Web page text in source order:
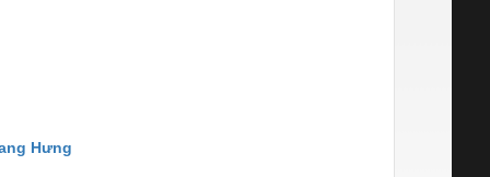
Hưng